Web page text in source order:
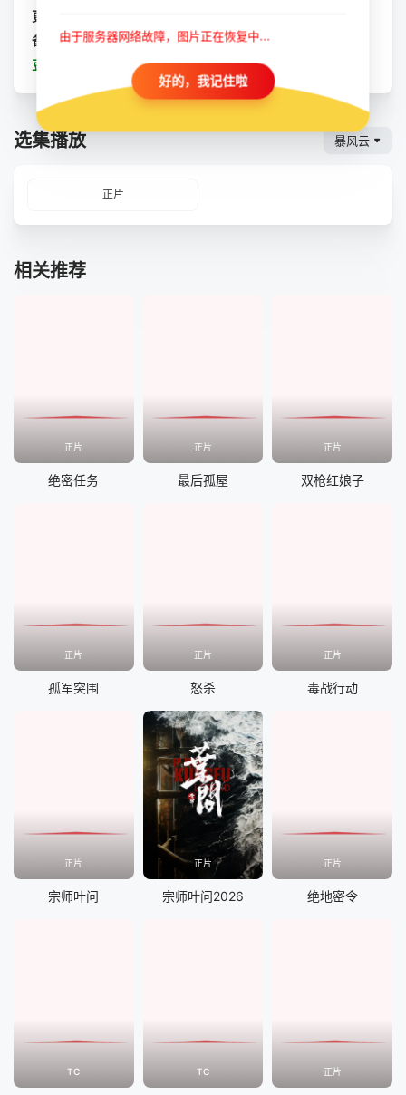
更新：
备注： 正片
豆瓣：
选集播放 暴风云
正片
相关推荐
正片
绝密任务
正片
最后孤屋
正片
双枪红娘子
正片
孤军突围
正片
怒杀
正片
毒战行动
正片
宗师叶问
正片
宗师叶问2026
正片
绝地密令
TC TC 正片
由于服务器网络故障，图片正在恢复中...
好的，我记住啦